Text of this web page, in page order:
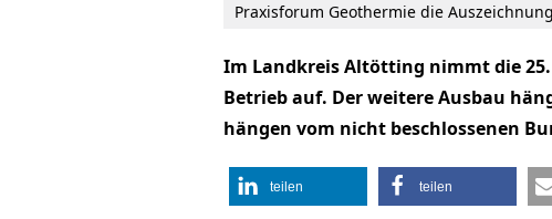
Praxisforum Geothermie die
Im Landkreis Altötting nimmt die
Betrieb auf. Der weitere Ausbau
hängen vom nicht beschlossenen
teilen teilen